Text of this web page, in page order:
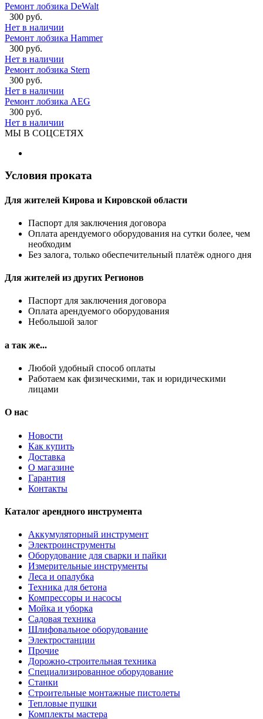
Ремонт лобзика DeWalt
300 руб.
Нет в наличии
Ремонт лобзика Hammer
300 руб.
Нет в наличии
Ремонт лобзика Stern
300 руб.
Нет в наличии
Ремонт лобзика AEG
300 руб.
Нет в наличии
МЫ В СОЦСЕТЯХ
Условия проката
Для жителей Кирова и Кировской области
Паспорт для заключения договора
Оплата арендуемого оборудования на сутки более, чем
необходим
Без залога, только обеспечительный платёж одного дня
Для жителей из других Регионов
Паспорт для заключения договора
Оплата арендуемого оборудования
Небольшой залог
а так же...
Любой удобный способ оплаты
Работаем как физическими, так и юридическими
лицами
О нас
Новости
Как купить
Доставка
О магазине
Гарантия
Контакты
Каталог арендного инструмента
Аккумуляторный инструмент
Электроинструменты
Оборудование для сварки и пайки
Измерительные инструменты
Леса и опалубка
Техника для бетона
Компрессоры и насосы
Мойка и уборка
Садовая техника
Шлифовальное оборудование
Электростанции
Прочие
Дорожно-строительная техника
Специализированное оборудование
Станки
Строительные монтажные пистолеты
Тепловые пушки
Комплекты мастера